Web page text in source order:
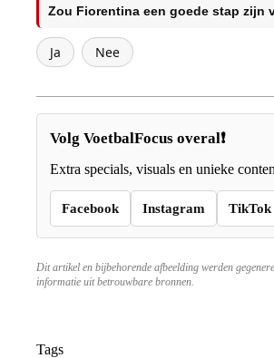
Zou Fiorentina een goede stap zijn
Ja Nee
Volg VoetbalFocus overal❗
Extra specials, visuals en unieke
Facebook Instagram TikTok
Dit artikel en bijbehorende afbeelding werden
informatie uit betrouwbare bronnen.
Tags